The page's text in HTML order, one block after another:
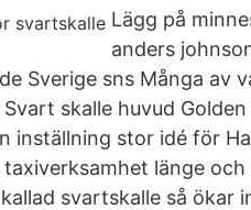
Lägg på
anders
Sverige sns Många av
Svart skalle huvud
inställning stor idé för
länge
svartskalle så ökar